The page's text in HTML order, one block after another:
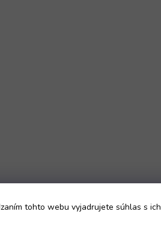
tohto webu vyjadrujete súhlas s ich